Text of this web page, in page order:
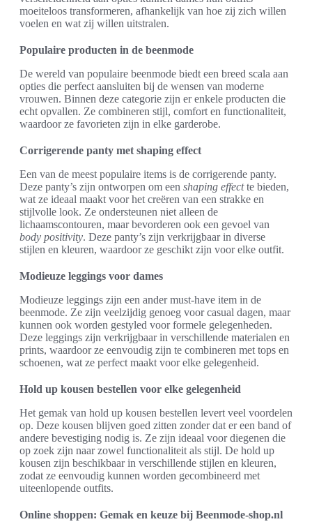
moeiteloos transformeren, afhankelijk van hoe zij zich willen
voelen en wat zij willen uitstralen.
Populaire producten in de beenmode
De wereld van populaire beenmode biedt een breed scala aan
opties die perfect aansluiten bij de wensen van moderne
vrouwen. Binnen deze categorie zijn er enkele producten die
echt opvallen. Ze combineren stijl, comfort en functionaliteit,
waardoor ze favorieten zijn in elke garderobe.
Corrigerende panty met shaping effect
Een van de meest populaire items is de corrigerende panty.
Deze panty’s zijn ontworpen om een shaping effectte bieden,
wat ze ideaal maakt voor het creëren van een strakke en
stijlvolle look. Ze ondersteunen niet alleen de
lichaamscontouren, maar bevorderen ook een gevoel van
body positivity. Deze panty’s zijn verkrijgbaar in diverse
stijlen en kleuren, waardoor ze geschikt zijn voor elke outfit.
Modieuze leggings voor dames
Modieuze leggings zijn een ander must-have item in de
beenmode. Ze zijn veelzijdig genoeg voor casual dagen, maar
kunnen ook worden gestyled voor formele gelegenheden.
Deze leggings zijn verkrijgbaar in verschillende materialen en
prints, waardoor ze eenvoudig zijn te combineren met tops en
schoenen, wat ze perfect maakt voor elke gelegenheid.
Hold up kousen bestellen voor elke gelegenheid
Het gemak van hold up kousen bestellen levert veel voordelen
op. Deze kousen blijven goed zitten zonder dat er een band of
andere bevestiging nodig is. Ze zijn ideaal voor diegenen die
op zoek zijn naar zowel functionaliteit als stijl. De hold up
kousen zijn beschikbaar in verschillende stijlen en kleuren,
zodat ze eenvoudig kunnen worden gecombineerd met
uiteenlopende outfits.
Online shoppen: Gemak en keuze bij Beenmode-shop.nl